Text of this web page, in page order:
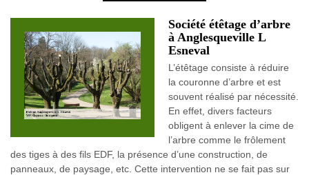
Société étêtage d’arbre
à Anglesqueville L
Esneval
L’étêtage consiste à réduire
la couronne d’arbre et est
souvent réalisé par nécessité.
En effet, divers facteurs
obligent à enlever la cime de
l’arbre comme le frôlement
des tiges à des fils EDF, la présence d’une construction, de
panneaux, de paysage, etc. Cette intervention ne se fait pas sur